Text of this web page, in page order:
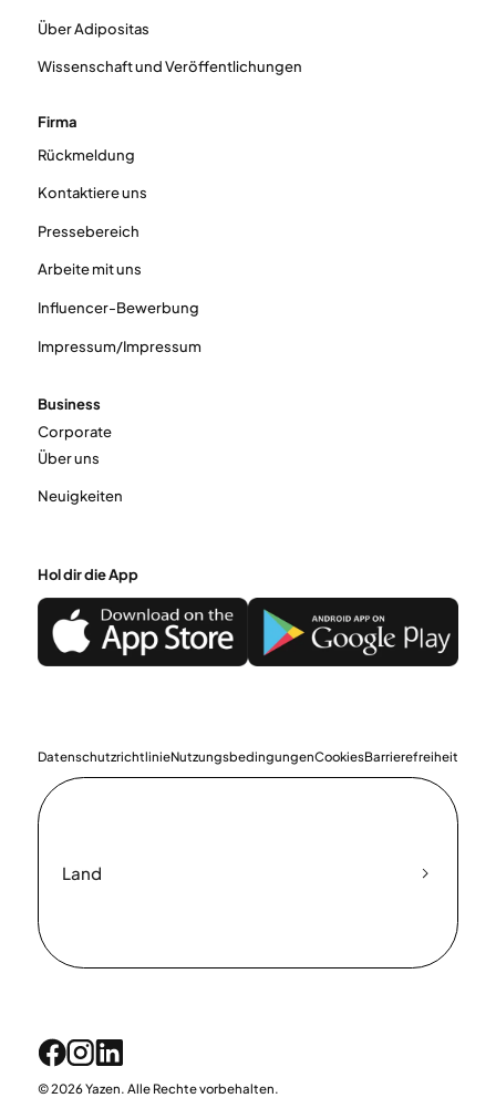
Über Adipositas
Wissenschaft und Veröffentlichungen
Firma
Rückmeldung
Kontaktiere uns
Pressebereich
Arbeite mit uns
Influencer-Bewerbung
Impressum/Impressum
Business
Corporate
Über uns
Neuigkeiten
Hol dir die App
DatenschutzrichtlinieNutzungsbedingungenCookiesBarrierefreiheit
Land
© 2026 Yazen. Alle Rechte vorbehalten.